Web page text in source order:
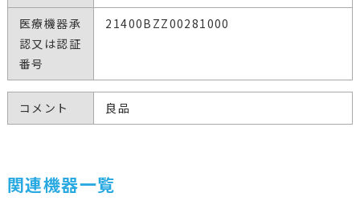
医療機器承
認又は認証
番号
21400BZZ00281000
コメント 良品
関連機器一覧